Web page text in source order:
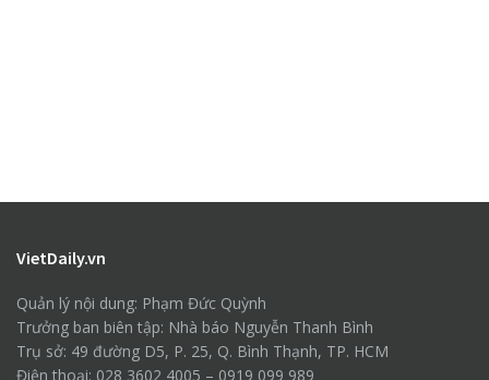
VietDaily.vn
Quản lý nội dung: Phạm Đức Quỳnh
Trưởng ban biên tập: Nhà báo Nguyễn Thanh Bình
Trụ sở: 49 đường D5, P. 25, Q. Bình Thạnh, TP. HCM
Điện thoại: 028 3602 4005 – 0919 099 989